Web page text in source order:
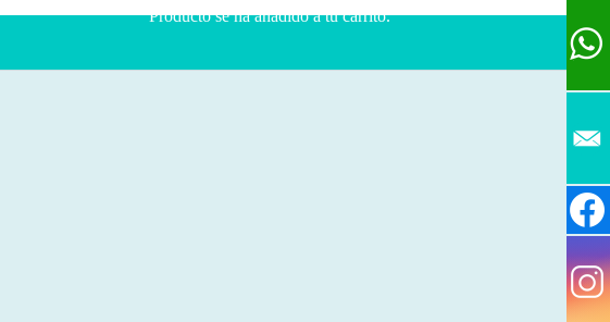
Productose ha añadido a tu carrito.